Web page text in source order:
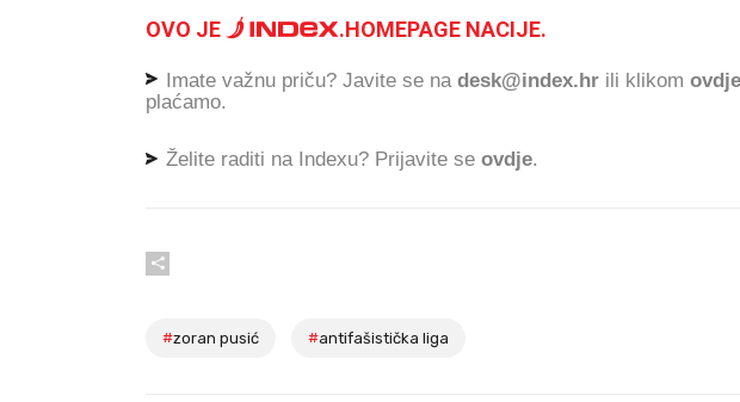
OVO JE .HOMEPAGE NACIJE.
Imate važnu priču? Javite se na desk@index.hr ili klikom ovdje
plaćamo.
Želite raditi na Indexu? Prijavite se ovdje.
#zoran pusić #antifašistička liga